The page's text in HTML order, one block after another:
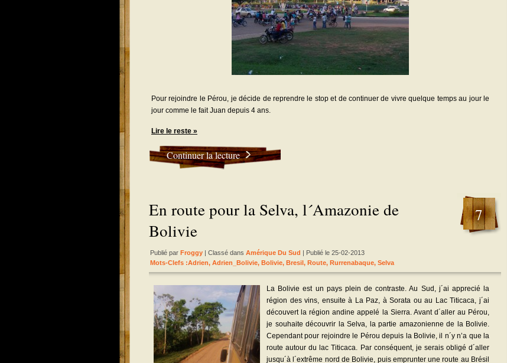
Pour rejoindre le Pérou, je décide de reprendre le stop et de continuer de vivre quelque temps au jour le
jour comme le fait Juan depuis 4 ans.
Lire le reste »
Continuer la lecture
En route pour la Selva, l´Amazonie de
Bolivie
7
Publié par Froggy | Classé dans Amérique Du Sud | Publié le 25-02-2013
Mots-Clefs :Adrien, Adrien_Bolivie, Bolivie, Bresil, Route, Rurrenabaque, Selva
La Bolivie est un pays plein de contraste. Au Sud, j´ai apprecié la
région des vins, ensuite à La Paz, à Sorata ou au Lac Titicaca, j´ai
découvert la région andine appelé la Sierra. Avant d´aller au Pérou,
je souhaite découvrir la Selva, la partie amazonienne de la Bolivie.
Cependant pour rejoindre le Pérou depuis la Bolivie, il n´y n’a que la
route autour du lac Titicaca. Par conséquent, je serais obligé d´aller
jusqu´à l´extrême nord de Bolivie, puis emprunter une route au Brésil